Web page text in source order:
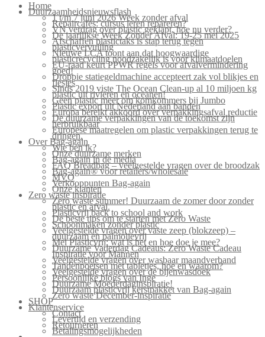
Home
Duurzaamheidsnieuwsflash
1 t/m 7 juni 2026 Week zonder afval
Repaircafés: cursus leren repareren?
VN verdrag over plastic geklapt, hoe nu verder?
De jaarlijkse Week Zonder Afval: 19-25 mei 2025
Afschaffen plastictaks is stap terug tegen
plasticvervuiling
Nieuwe LCA toont aan dat hoogwaardige
plasticrecycling noodzakelijk is voor klimaatdoelen
EU-raad keurt PPWR regels voor afvalvermindering
goed!
Droppie statiegeldmachine accepteert zak vol blikjes en
flesjes
Sinds 2019 viste The Ocean Clean-up al 10 miljoen kg
plastic uit rivieren en oceanen!
Geen plastic meer om komkommers bij Jumbo
Plastic export uit Nederland aan banden
Europa bereikt akkoord over verpakkingsafval reductie
De duurzame verpakkingen van de toekomst zijn
herbruikbaar
Europese maatregelen om plastic verpakkingen terug te
dringen.
Over Bag-again
Wie ben ik?
Onze duurzame merken
Bag-again in de media
FAQ Breadbag – veelgestelde vragen over de broodzak
Bag-again® voor retailers/wholesale
MVO
Verkooppunten Bag-again
Onze klanten
Zero waste inspiratie
Zero waste summer! Duurzaam de zomer door zonder
plastic en afval.
Plasticvrij back to school and work
De beste tips om te starten met Zero Waste
Schoonmaken zonder plastic
Veelgestelde vragen over vaste zeep (blokzeep) –
duurzaam en palmolievrij
Mei Plasticvrij: wat is het en hoe doe je mee?
Duurzame Vaderdag Cadeaus: Zero Waste Cadeau
Inspiratie voor Mannen
Veelgestelde vragen over wasbaar maandverband
Tandenpoetsen met tabletjes, hoe en waarom?
Veelgestelde vragen over de bijenwasdoek
Persoonlijke blogs van Inge
Duurzame Moederdaginspiratie!
Duurzaam plasticvrij kerstpakket van Bag-again
Zero waste December-inspiratie
SHOP
Klantenservice
Contact
Levertijd en verzending
Retourneren
Betalingsmogelijkheden